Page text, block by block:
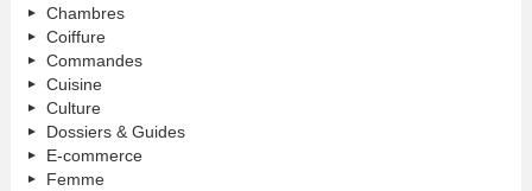
Chambres
Coiffure
Commandes
Cuisine
Culture
Dossiers & Guides
E-commerce
Femme